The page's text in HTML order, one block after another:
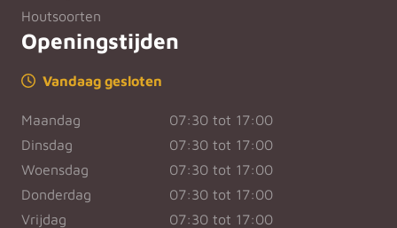
Houtsoorten
Openingstijden
Vandaag gesloten
Maandag
07:30 tot 17:00
Dinsdag
07:30 tot 17:00
Woensdag
07:30 tot 17:00
Donderdag
07:30 tot 17:00
Vrijdag
07:30 tot 17:00